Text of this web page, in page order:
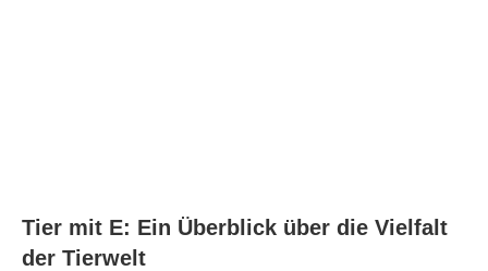
Tier mit E: Ein Überblick über die Vielfalt
der Tierwelt